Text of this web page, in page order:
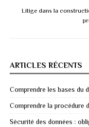
Litige dans la
ARTICLES RÉCENTS
Comprendre les bases du
Comprendre la procédure
Sécurité des données :